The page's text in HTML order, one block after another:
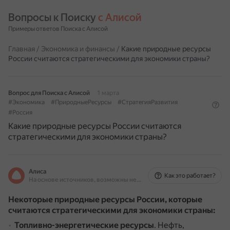
Вопросы к Поиску с Алисой
Примеры ответов Поиска с Алисой
Главная / Экономика и финансы / Какие природные ресурсы
России считаются стратегическими для экономики страны?
Вопрос для Поиска с Алисой
1 марта
#Экономика
#ПриродныеРесурсы
#СтратегияРазвития
#Россия
Какие природные ресурсы России считаются
стратегическими для экономики страны?
Алиса
На основе источников, возможны неточности
Как это работает?
Некоторые природные ресурсы России, которые
считаются стратегическими для экономики страны:
Топливно-энергетические ресурсы. Нефть,